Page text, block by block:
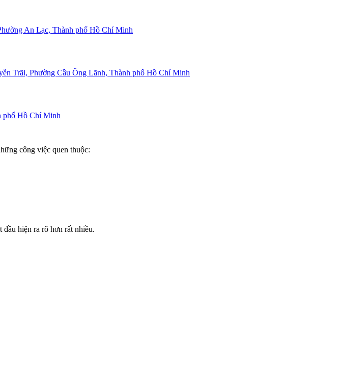
An Lạc, Thành phố Hồ Chí Minh
Trãi, Phường Cầu Ông Lãnh, Thành phố Hồ Chí Minh
phố Hồ Chí Minh
công việc quen thuộc:
hiện ra rõ hơn rất nhiều.